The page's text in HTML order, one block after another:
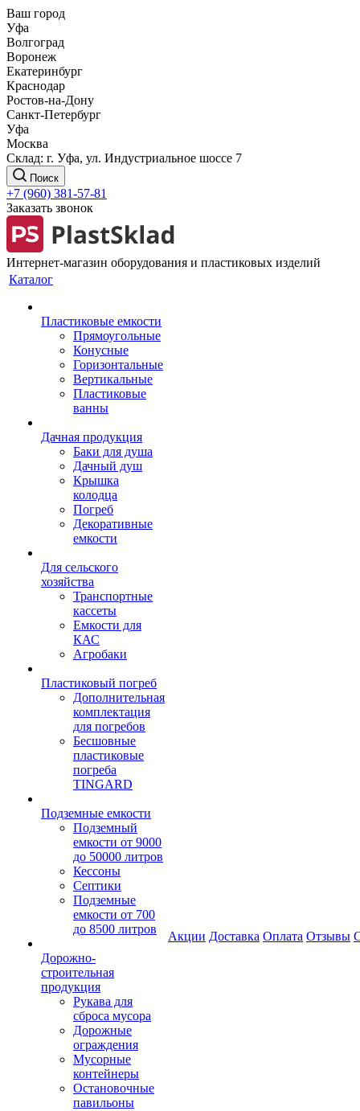
Ваш город
Уфа
Волгоград
Воронеж
Екатеринбург
Краснодар
Ростов-на-Дону
Санкт-Петербург
Уфа
Москва
Склад: г. Уфа, ул. Индустриальное шоссе 7
Поиск
+7 (960) 381-57-81
Заказать звонок
Интернет-магазин оборудования и пластиковых изделий
Каталог
Пластиковые емкости
Прямоугольные
Конусные
Горизонтальные
Вертикальные
Пластиковые
ванны
Дачная продукция
Баки для душа
Дачный душ
Крышка
колодца
Погреб
Декоративные
емкости
Для сельского
хозяйства
Транспортные
кассеты
Емкости для
КАС
Агробаки
Пластиковый погреб
Дополнительная
комплектация
для погребов
Бесшовные
пластиковые
погреба
TINGARD
Подземные емкости
Подземный
емкости от 9000
до 50000 литров
Кессоны
Септики
Подземные
емкости от 700
до 8500 литров
Дорожно-
строительная
продукция
Рукава для
сброса мусора
Дорожные
ограждения
Мусорные
контейнеры
Остановочные
павильоны
Акции Доставка Оплата Отзывы